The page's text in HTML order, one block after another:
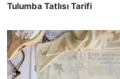
Tulumba Tatlısı Tarifi